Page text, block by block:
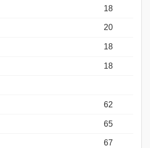
18
20
18
18
62
65
67